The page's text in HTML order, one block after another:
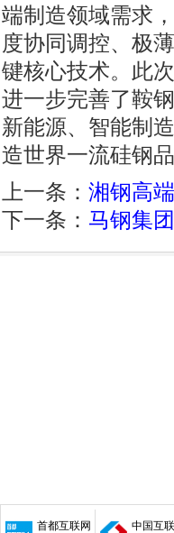
端制造领域需求
度协同调控、极
键核心技术。此
进一步完善了鞍
新能源、智能制
造世界一流硅钢
上一条： 湘钢高
下一条： 马钢集
首都互联网
中国互